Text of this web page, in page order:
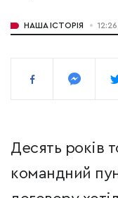
НАША ІСТОРІЯ
Десять років
командний